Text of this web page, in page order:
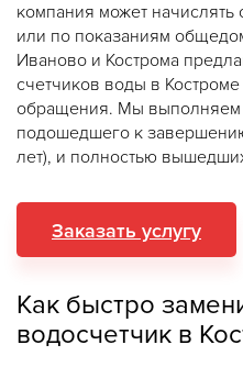
компания может
или по показаниям
Иваново и Кострома
счетчиков воды в
обращения. Мы выполняем
подошедшего к
лет), и полностью
Заказать услугу
Как быстро
водосчетчик в